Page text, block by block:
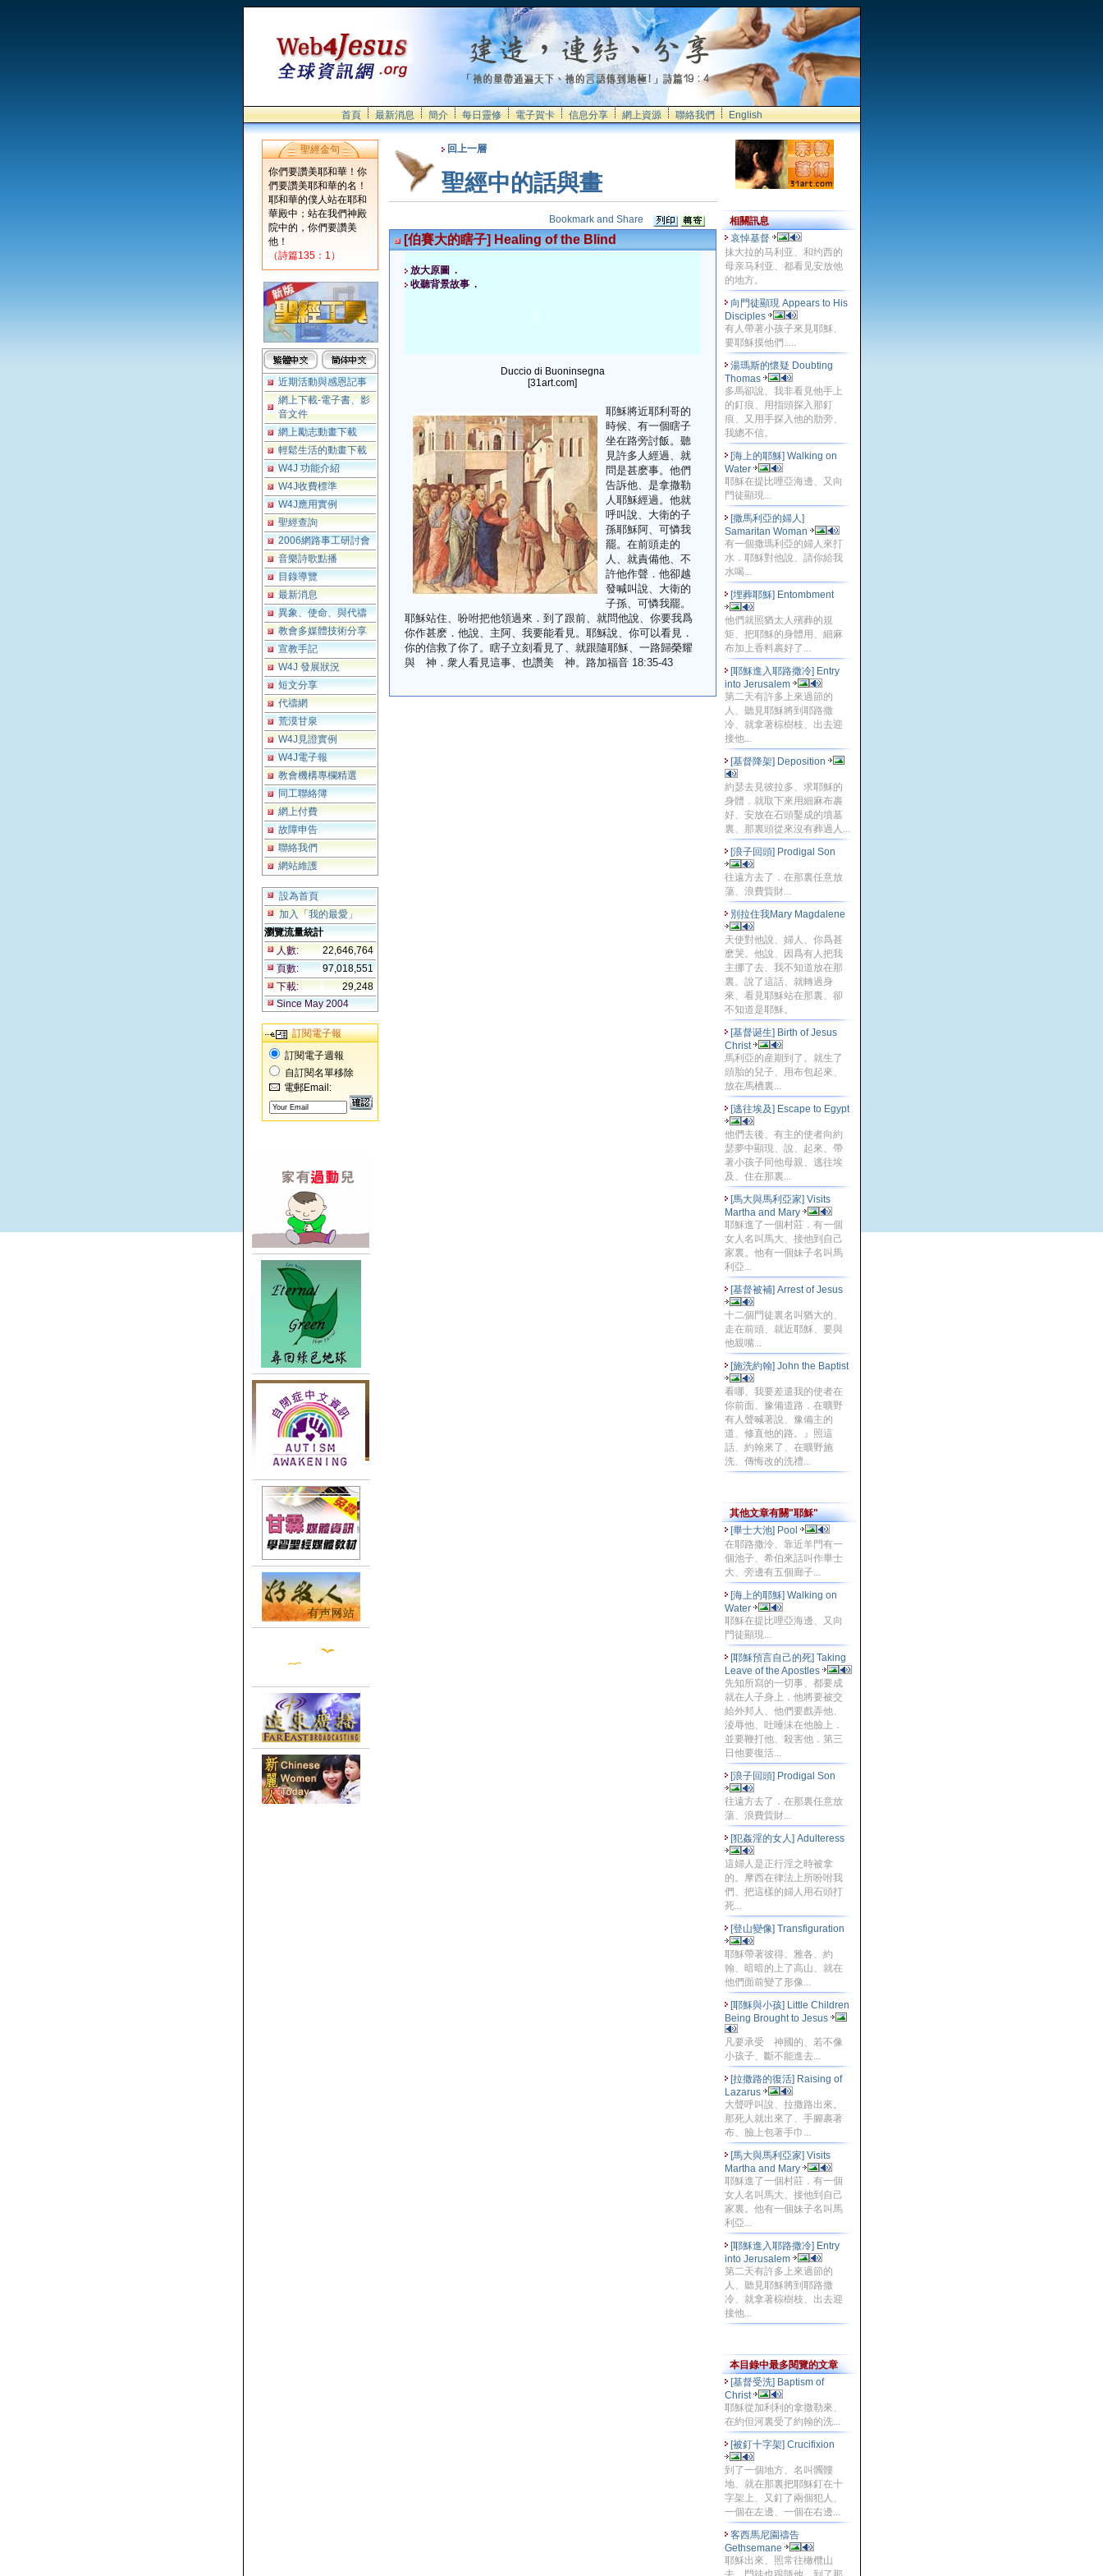
首頁 最新消息 簡介 每日靈修 電子賀卡 信息分享 網上資源 聯絡我們 English
聖經金句
你們要讚美耶和華！你
們要讚美耶和華的名！
耶和華的僕人站在耶和
華殿中；站在我們神殿
院中的，你們要讚美
他！
（詩篇135：1）
近期活動與感恩記事
網上下載-電子書、影
音文件
網上勵志動畫下載
輕鬆生活的動畫下載
W4J 功能介紹
W4J收費標準
W4J應用實例
聖經查詢
2006網路事工研討會
音樂詩歌點播
目錄導覽
最新消息
異象、使命、與代禱
教會多媒體技術分享
宣教手記
W4J 發展狀況
短文分享
代禱網
荒漠甘泉
W4J見證實例
W4J電子報
教會機構專欄精選
同工聯絡簿
網上付費
故障申告
聯絡我們
網站維護
設為首頁
加入「我的最愛」
瀏覽流量統計
人數:
22,646,764
頁數:
97,018,551
下載:
29,248
Since May 2004
訂閱電子報
訂閱電子週報
自訂閱名單移除
電郵Email:
回上一層
聖經中的話與畫
[伯賽大的瞎子] Healing of the Blind
放大原圖 .
收聽背景故事 .
Duccio di Buoninsegna
[31art.com]
耶穌將近耶利哥的
時候、有一個瞎子
坐在路旁討飯。聽
見許多人經過、就
問是甚麽事。他們
告訴他、是拿撒勒
人耶穌經過。他就
呼叫說、大衛的子
孫耶穌阿、可憐我
罷。在前頭走的
人、就責備他、不
許他作聲．他卻越
發喊叫說、大衛的
子孫、可憐我罷。
耶穌站住、吩咐把他領過來．到了跟前、就問他說、你要我爲
你作甚麽．他說、主阿、我要能看見。耶穌說、你可以看見．
你的信救了你了。瞎子立刻看見了、就跟隨耶穌、一路歸榮耀
與 神．衆人看見這事、也讚美 神。路加福音 18:35-43
相關訊息
哀悼基督
抹大拉的马利亚、和约西的
母亲马利亚、都看见安放他
的地方。
向門徒顯現 Appears to His
Disciples
有人帶著小孩子來見耶穌、
要耶穌摸他們.....
湯瑪斯的懷疑 Doubting
Thomas
多馬卻說、我非看見他手上
的釘痕、用指頭探入那釘
痕、又用手探入他的肋旁、
我總不信。
[海上的耶穌] Walking on
Water
耶穌在提比哩亞海邊、又向
門徒顯現...
[撒馬利亞的婦人]
Samaritan Woman
有一個撒瑪利亞的婦人來打
水．耶穌對他說、請你給我
水喝...
[埋葬耶穌] Entombment
他們就照猶太人殯葬的規
矩、把耶穌的身體用、細麻
布加上香料裹好了...
[耶穌進入耶路撒冷] Entry
into Jerusalem
第二天有許多上來過節的
人、聽見耶穌將到耶路撒
冷、就拿著棕樹枝、出去迎
接他...
[基督降架] Deposition
約瑟去見彼拉多、求耶穌的
身體．就取下來用細麻布裹
好、安放在石頭鑿成的墳墓
裏、那裏頭從來沒有葬過人...
[浪子回頭] Prodigal Son
往遠方去了．在那裏任意放
蕩、浪費貲財...
別拉住我Mary Magdalene
天使對他說、婦人、你爲甚
麽哭。他說、因爲有人把我
主挪了去、我不知道放在那
裏。說了這話、就轉過身
來、看見耶穌站在那裏、卻
不知道是耶穌。
[基督诞生] Birth of Jesus
Christ
馬利亞的産期到了。就生了
頭胎的兒子、用布包起來、
放在馬槽裏...
[逃往埃及] Escape to Egypt
他們去後、有主的使者向約
瑟夢中顯現、說、起來、帶
著小孩子同他母親、逃往埃
及、住在那裏...
[馬大與馬利亞家] Visits
Martha and Mary
耶穌進了一個村莊．有一個
女人名叫馬大、接他到自己
家裏。他有一個妹子名叫馬
利亞...
[基督被補] Arrest of Jesus
十二個門徒裏名叫猶大的、
走在前頭、就近耶穌、要與
他親嘴...
[施洗約翰] John the Baptist
看哪、我要差遣我的使者在
你前面、豫備道路．在曠野
有人聲喊著說、豫備主的
道、修直他的路。』照這
話、約翰來了、在曠野施
洗、傳悔改的洗禮...
其他文章有關"耶穌"
[畢士大池] Pool
在耶路撒泠、靠近羊門有一
個池子、希伯來話叫作畢士
大、旁邊有五個廊子...
[海上的耶穌] Walking on
Water
耶穌在提比哩亞海邊、又向
門徒顯現...
[耶穌預言自己的死] Taking
Leave of the Apostles
先知所寫的一切事、都要成
就在人子身上．他將要被交
給外邦人、他們要戲弄他、
淩辱他、吐唾沫在他臉上．
並要鞭打他、殺害他．第三
日他要復活...
[浪子回頭] Prodigal Son
往遠方去了．在那裏任意放
蕩、浪費貲財...
[犯姦淫的女人] Adulteress
這婦人是正行淫之時被拿
的。摩西在律法上所吩咐我
們、把這樣的婦人用石頭打
死...
[登山變像] Transfiguration
耶穌帶著彼得、雅各、約
翰、暗暗的上了高山、就在
他們面前變了形像...
[耶穌與小孩] Little Children
Being Brought to Jesus
凡要承受 神國的、若不像
小孩子、斷不能進去...
[拉撒路的復活] Raising of
Lazarus
大聲呼叫說、拉撒路出來。
那死人就出來了、手腳裹著
布、臉上包著手巾...
[馬大與馬利亞家] Visits
Martha and Mary
耶穌進了一個村莊．有一個
女人名叫馬大、接他到自己
家裏。他有一個妹子名叫馬
利亞...
[耶穌進入耶路撒冷] Entry
into Jerusalem
第二天有許多上來過節的
人、聽見耶穌將到耶路撒
冷、就拿著棕樹枝、出去迎
接他...
本目錄中最多閱覽的文章
[基督受洗] Baptism of
Christ
耶穌從加利利的拿撒勒來、
在約但河裏受了約翰的洗...
[被釘十字架] Crucifixion
到了一個地方、名叫髑髏
地、就在那裏把耶穌釘在十
字架上、又釘了兩個犯人、
一個在左邊、一個在右邊...
客西馬尼園禱告
Gethsemane
耶穌出來、照常往橄欖山